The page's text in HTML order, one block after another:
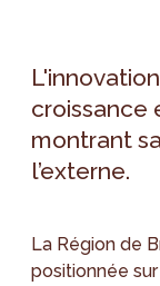
croissance
montrant
l’externe.
La Région de
positionnée